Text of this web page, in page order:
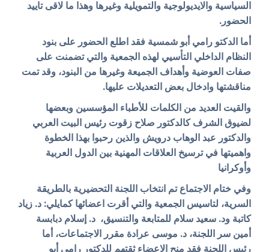
السياسية والايديولوجية والتمويلية وغيرها وهذا ما لاقى تاييد
الحضور.
أما الدكتو رامي أبو شمسية فقد اطلع الحضور على بنود
النظام الداخلي التأسيي لهذه الجمعية والتي تضمنت على
صفات العوضية وأهداف الجميعة وغيرها من البنود، وقد تمت
مناقشتها وادخال بعض التعديلات عليها.
والقيت العديد من الكلمات للأطباء المؤسسين وبعضها
لضيوق الشرف كالدكتور صلاح زقوت رئيس البيت العربي
والدكتور عبد الوهاب درويش والذين رحبوا بهذا الخطوة
واهميتها في ترسيخ العلاقات المهنية بين الدول العربية
وأوكرانيا
وفي ختام الاجتماع تم انتخاب اللجنة التحضيرية بالطريقة
السرية، لتاسيس الجمعية والتي أقرت اعضائها كمايلي: د. زياد
كاتبة ود. سعيد سلام للمتابعة والتنسيق، د. إسلام دبابسة
أمين سر اللجنة، د. موسى عرادة مقرر الاجتماعات، أما
رئيس اللجنة فقد منح الاعضاء ثقتهم للدكتور رامي أبو